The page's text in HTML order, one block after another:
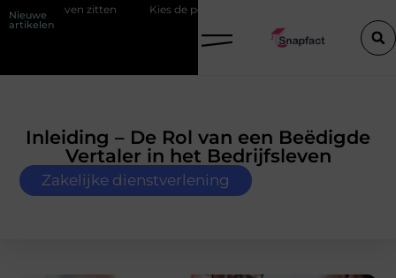
Nieuwe
artikelen
Kies de perfecte tussenjas voor heren
Inleiding – De Rol van een Beëdigde
Vertaler in het Bedrijfsleven
Zakelijke dienstverlening